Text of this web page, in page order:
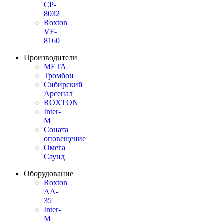
CP-
8032
Roxton
VF-
8160
Производители
МЕТА
Тромбон
Сибирский
Арсенал
ROXTON
Inter-
M
Соната
оповещение
Омега
Саунд
Оборудование
Roxton
AA-
35
Inter-
M